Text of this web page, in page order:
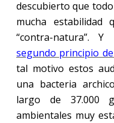
descubierto que
mucha estabilidad
“contra-natura”.
segundo principio
tal motivo estos
una bacteria
largo de 37.000
ambientales muy